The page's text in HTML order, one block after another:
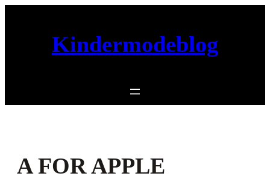
Kindermodeblog
A FOR APPLE